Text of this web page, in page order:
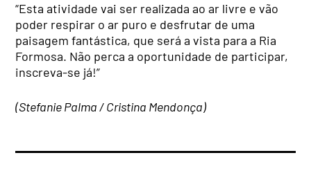
“Esta atividade vai ser realizada ao ar livre e vão
poder respirar o ar puro e desfrutar de uma
paisagem fantástica, que será a vista para a Ria
Formosa. Não perca a oportunidade de participar,
inscreva-se já!”
(Stefanie Palma / Cristina Mendonça)